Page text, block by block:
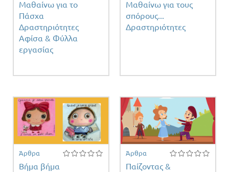
Μαθαίνω για το
Πάσχα
Δραστηριότητες
Αφίσα & Φύλλα
εργασίας
Μαθαίνω για τους
σπόρους...
Δραστηριότητες
Άρθρα
Βήμα βήμα
Άρθρα
Παίζοντας &